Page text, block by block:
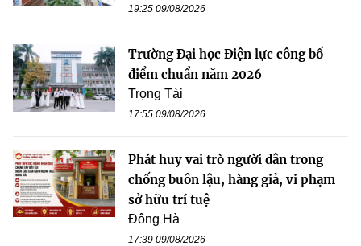
19:25 09/08/2026
Trường Đại học Điện lực công bố
điểm chuẩn năm 2026
Trọng Tài
17:55 09/08/2026
Phát huy vai trò người dân trong
chống buôn lậu, hàng giả, vi phạm
sở hữu trí tuệ
Đông Hà
17:39 09/08/2026